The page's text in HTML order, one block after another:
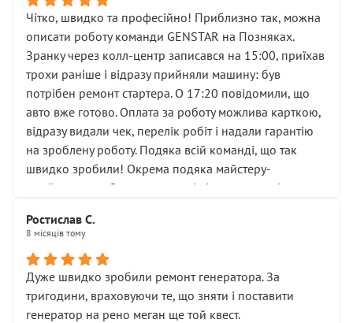
ущільнювачів.
Що прикро — це не перший мій візит. Раніше міняв у
вас стартер, і тоді сервіс наче справив хороше
враження. Але згодом знайшов декілька гайок під
лобовим склом. Мені пояснили, що це “старі гайки, які
відкручували”, і попросили не хвилюватися. ( надіюсь
новий власник, не застяг в полі))
Але після нинішнього візиту такі дрібниці вже не
здаються дрібницями.
Я — клієнт, який працює на довірі, і саме її цей сервіс
Хотілося б більше:
• належної уваги до авто
• прозорості в роботах і рахунках
• реальної діагностики, а не формального
“подивились і поїхав”
На жаль, складається враження, що сервіс працює не
Чітко, швидко та професійно! Приблизно так, можна
описати роботу команди GENSTAR на Позняках.
Зранку через колл-центр записався на 15:00, приїхав
трохи раніше і відразу прийняли машину: був
потрібен ремонт стартера. О 17:20 повідомили, що
авто вже готово. Оплата за роботу можлива карткою,
відразу видали чек, перелік робіт і надали гарантію
на зроблену роботу. Подяка всій команді, що так
швидко зробили! Окрема подяка майстеру-
приймальнику Олександру: всі чітко та по суті.
звертатися до цього автосервісу.
Ростислав С.
8 місяців тому
Дуже швидко зробили ремонт генератора. За
тригодини, враховуючи те, що зняти і поставити
генератор на рено меган ще той квест.